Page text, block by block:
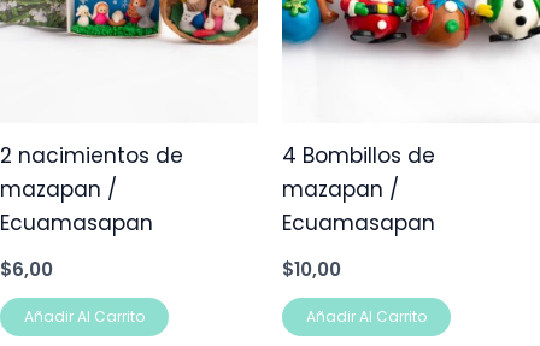
2 nacimientos de
mazapan /
Ecuamasapan
$6,00
Añadir Al Carrito
4 Bombillos de
mazapan /
Ecuamasapan
$10,00
Añadir Al Carrito